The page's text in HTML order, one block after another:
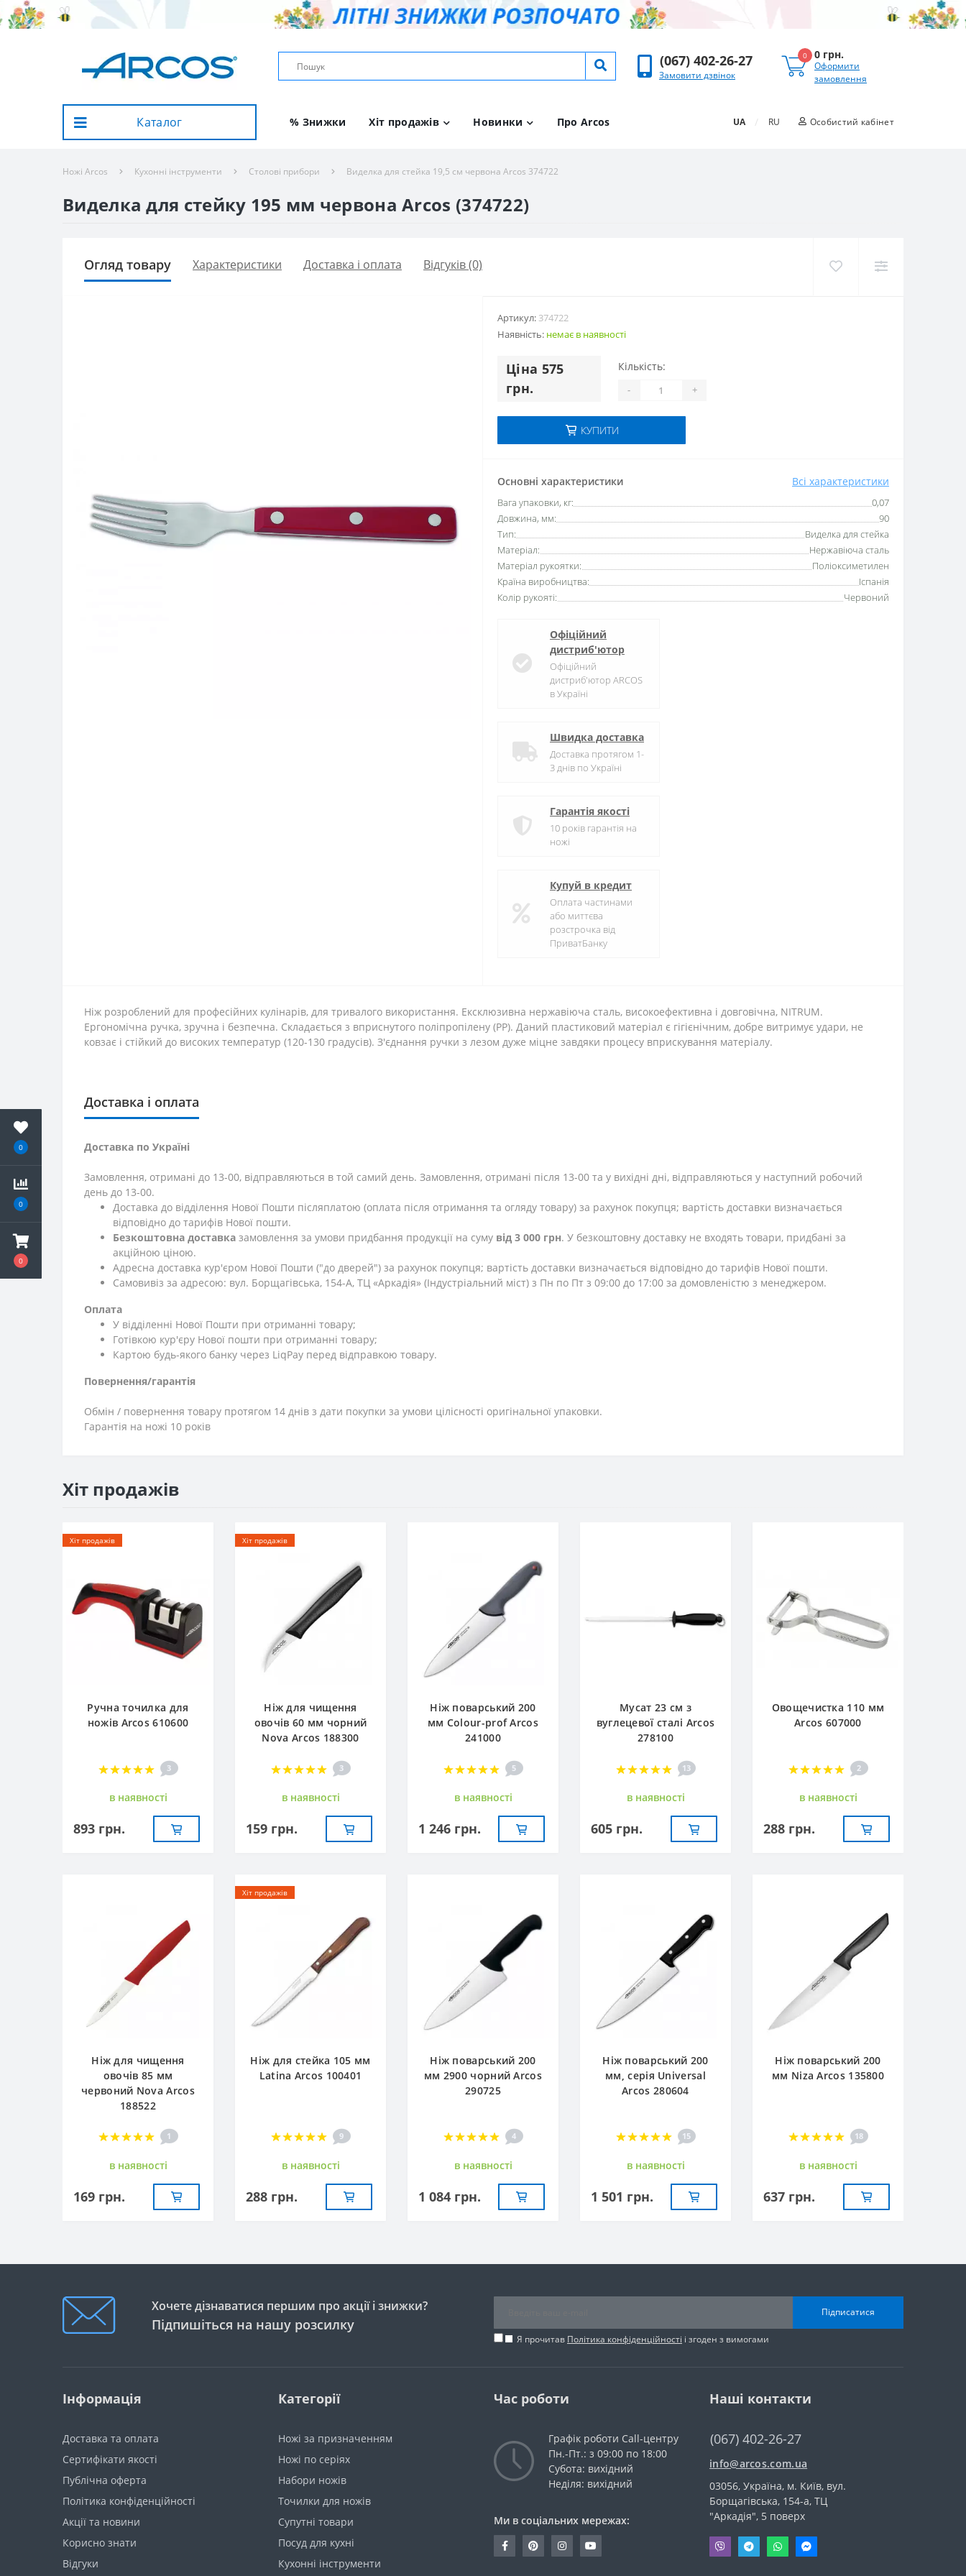
0
0
0
(067) 402-26-27
Замовити дзвінок
0 0 грн.
Оформити
замовлення
Каталог % Знижки Хіт продажів Новинки Про Arcos UA / RU Особистий кабінет
Ножі Arcos Кухонні інструменти Столові прибори Виделка для стейка 19,5 см червона Arcos 374722
Виделка для стейку 195 мм червона Arcos (374722)
Огляд товару Характеристики Доставка і оплата Відгуків (0)
Артикул: 374722
Наявність: немає в наявностi
Цiна 575
грн.
Кількість:
- +
КУПИТИ
Основні характеристики Всі характеристики
Вага упаковки, кг:
0,07
Довжина, мм:
90
Тип:
Виделка для стейка
Матеріал:
Нержавіюча сталь
Матеріал рукоятки:
Поліоксиметилен
Країна виробництва:
Іспанія
Колір рукояті:
Червоний
Офіційний
дистриб'ютор
Офіційний
дистриб'ютор ARCOS
в Україні
Швидка доставка
Доставка протягом 1-
3 днів по Україні
Гарантія якості
10 років гарантія на
ножі
Купуй в кредит
Оплата частинами
або миттєва
розстрочка від
ПриватБанку
Ніж розроблений для професійних кулінарів, для тривалого використання. Ексклюзивна нержавіюча сталь, високоефективна і довговічна, NITRUM.
Ергономічна ручка, зручна і безпечна. Складається з вприснутого поліпропілену (PP). Даний пластиковий матеріал є гігієнічним, добре витримує удари, не
ковзає і стійкий до високих температур (120-130 градусів). З'єднання ручки з лезом дуже міцне завдяки процесу вприскування матеріалу.
Доставка і оплата
Доставка по Україні
Замовлення, отримані до 13-00, відправляються в той самий день. Замовлення, отримані після 13-00 та у вихідні дні, відправляються у наступний робочий
день до 13-00.
Доставка до відділення Нової Пошти післяплатою (оплата після отримання та огляду товару) за рахунок покупця; вартість доставки визначається
відповідно до тарифів Нової пошти.
Безкоштовна доставка замовлення за умови придбання продукції на суму від 3 000 грн. У безкоштовну доставку не входять товари, придбані за
акційною ціною.
Адресна доставка кур'єром Нової Пошти ("до дверей") за рахунок покупця; вартість доставки визначається відповідно до тарифів Нової пошти.
Самовивіз за адресою: вул. Борщагівська, 154-А, ТЦ «Аркадія» (Індустріальний міст) з Пн по Пт з 09:00 до 17:00 за домовленістю з менеджером.
Оплата
У відділенні Нової Пошти при отриманні товару;
Готівкою кур'єру Нової пошти при отриманні товару;
Картою будь-якого банку через LiqPay перед відправкою товару.
Повернення/гарантія
Обмін / повернення товару протягом 14 днів з дати покупки за умови цілісності оригінальної упаковки.
Гарантія на ножі 10 років
Хіт продажів
Хіт продажів
Ручна точилка для
ножів Arcos 610600
3
в наявностi
893 грн.
Хіт продажів
Ніж для чищення
овочів 60 мм чорний
Nova Arcos 188300
3
в наявностi
159 грн.
Ніж поварський 200
мм Сolour-prof Arcos
241000
5
в наявностi
1 246 грн.
Мусат 23 см з
вуглецевої сталі Arcos
278100
13
в наявностi
605 грн.
Овощечистка 110 мм
Arcos 607000
2
в наявностi
288 грн.
Ніж для чищення
овочів 85 мм
червоний Nova Arcos
188522
1
в наявностi
169 грн.
Хіт продажів
Ніж для стейка 105 мм
Latina Arcos 100401
9
в наявностi
288 грн.
Ніж поварський 200
мм 2900 чорний Arcos
290725
4
в наявностi
1 084 грн.
Ніж поварський 200
мм, серія Universal
Arcos 280604
15
в наявностi
1 501 грн.
Ніж поварський 200
мм Niza Arcos 135800
18
в наявностi
637 грн.
Хочете дізнаватися першим про акції і знижки?
Підпишіться на нашу розсилку
Підписатися
Я прочитав Політика конфіденційності і згоден з вимогами
Інформація
Доставка та оплата
Сертифікати якості
Публічна оферта
Політика конфіденційності
Акції та новини
Корисно знати
Вiдгуки
Категорії
Ножі за призначенням
Ножі по серіях
Набори ножів
Точилки для ножів
Супутні товари
Посуд для кухні
Кухонні інструменти
Час роботи
Графік роботи Call-центру
Пн.-Пт.: з 09:00 по 18:00
Субота: вихідний
Неділя: вихідний
Ми в соціальних мережах:
Наші контакти
(067) 402-26-27
info@arcos.com.ua
03056, Україна, м. Київ, вул.
Борщагівська, 154-а, ТЦ
"Аркадія", 5 поверх